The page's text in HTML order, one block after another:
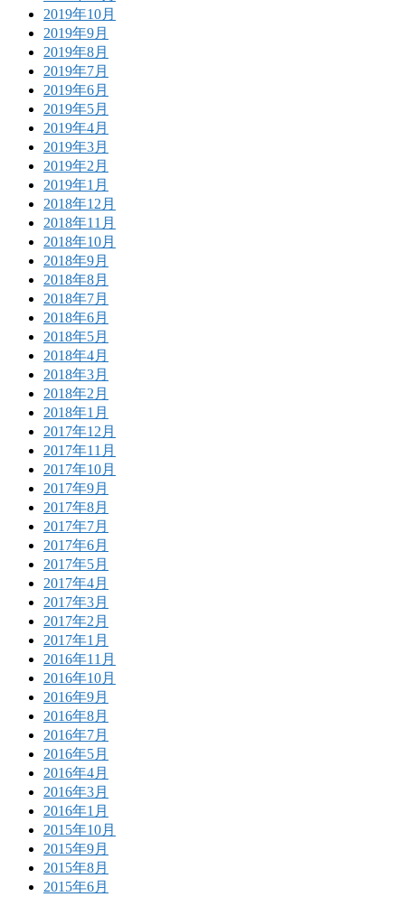
2019年10月
2019年9月
2019年8月
2019年7月
2019年6月
2019年5月
2019年4月
2019年3月
2019年2月
2019年1月
2018年12月
2018年11月
2018年10月
2018年9月
2018年8月
2018年7月
2018年6月
2018年5月
2018年4月
2018年3月
2018年2月
2018年1月
2017年12月
2017年11月
2017年10月
2017年9月
2017年8月
2017年7月
2017年6月
2017年5月
2017年4月
2017年3月
2017年2月
2017年1月
2016年11月
2016年10月
2016年9月
2016年8月
2016年7月
2016年5月
2016年4月
2016年3月
2016年1月
2015年10月
2015年9月
2015年8月
2015年6月